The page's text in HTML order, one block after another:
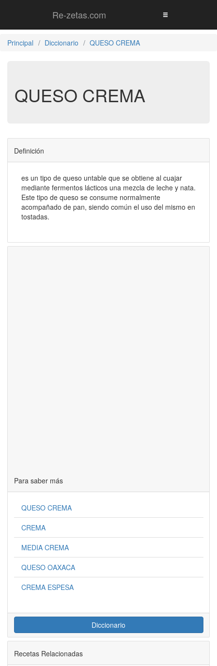
Re-zetas.com
Principal Diccionario QUESO CREMA
QUESO CREMA
Definición
es un tipo de queso untable que se obtiene al cuajar
mediante fermentos lácticos una mezcla de leche y nata.
Este tipo de queso se consume normalmente
acompañado de pan, siendo común el uso del mismo en
tostadas.
Para saber más
QUESO CREMA
CREMA
MEDIA CREMA
QUESO OAXACA
CREMA ESPESA
Diccionario
Recetas Relacionadas